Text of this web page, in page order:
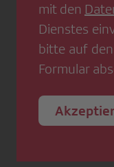
mit den
Dienstes
bitte auf
Formular